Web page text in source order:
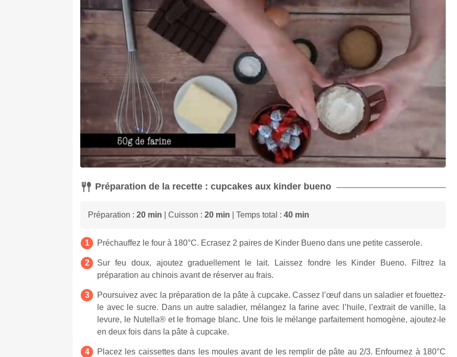
Préparation de la recette : cupcakes aux kinder bueno
Préparation : 20 min | Cuisson : 20 min | Temps total : 40 min
Préchauffez le four à 180°C. Ecrasez 2 paires de Kinder Bueno dans une petite casserole.
Sur feu doux, ajoutez graduellement le lait. Laissez fondre les Kinder Bueno. Filtrez la
préparation au chinois avant de réserver au frais.
Poursuivez avec la préparation de la pâte à cupcake. Cassez l’œuf dans un saladier et fouettez-
le avec le sucre. Dans un autre saladier, mélangez la farine avec l’huile, l’extrait de vanille, la
levure, le Nutella® et le fromage blanc. Une fois le mélange parfaitement homogène, ajoutez-le
en deux fois dans la pâte à cupcake.
Placez les caissettes dans les moules avant de les remplir de pâte au 2/3. Enfournez à 180°C